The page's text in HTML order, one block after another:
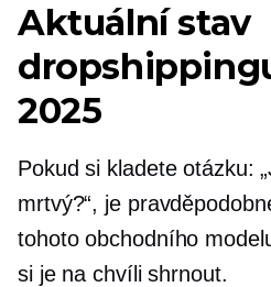
Aktuální stav
2025
Pokud si kladete otázku:
mrtvý?“, je
tohoto obchodního
si je na chvíli shrnout.